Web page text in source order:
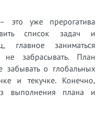
это уже прерогатива
список задач и
главное заниматься
забрасывать. План
забывать о глобальных
и текучке. Конечно,
выполнения плана и